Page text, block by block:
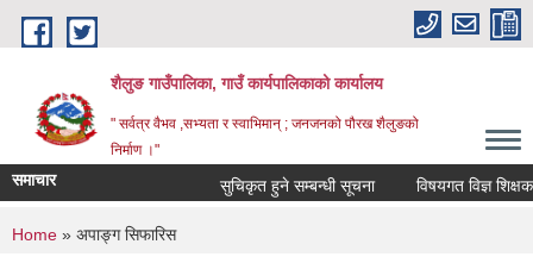
Skip to main content
शैलुङ गाउँपालिका, गाउँ कार्यपालिकाको कार्यालय
" सर्वत्र वैभव ,सभ्यता र स्वाभिमान् ; जनजनको पौरख शैलुङको
निर्माण ।"
समाचार सुचिकृत हुने सम्बन्धी सूचना विषयगत विज्ञ
You are here
Home » अपाङ्ग सिफारिस